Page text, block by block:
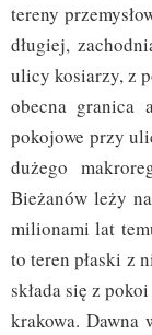
tereny
długiej,
ulicy kosiarzy, z
obecna granica
pokojowe przy
dużego
Bieżanów leży
milionami lat
to teren płaski z
składa się z
krakowa.